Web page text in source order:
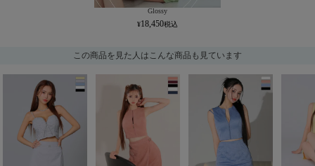
Glossy
18,450
この商品を見た人はこんな商品も見ています